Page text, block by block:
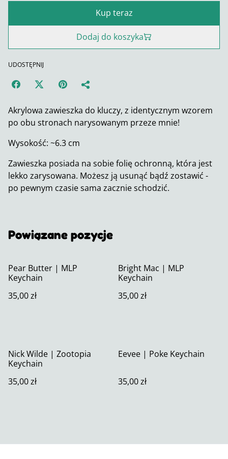
Kup teraz
Dodaj do koszyka
UDOSTĘPNIJ
Akrylowa zawieszka do kluczy, z identycznym wzorem
po obu stronach narysowanym przeze mnie!
Wysokość: ~6.3 cm
Zawieszka posiada na sobie folię ochronną, która jest
lekko zarysowana. Możesz ją usunąć bądź zostawić -
po pewnym czasie sama zacznie schodzić.
Powiązane pozycje
Pear Butter | MLP
Keychain
35,00 zł
Bright Mac | MLP
Keychain
35,00 zł
Nick Wilde | Zootopia
Keychain
35,00 zł
Eevee | Poke Keychain
35,00 zł